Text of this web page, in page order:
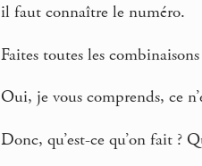
il faut connaître le numéro.
Faites toutes les
Oui, je vous comprends, ce
Donc, qu’est-ce qu’on fait ?